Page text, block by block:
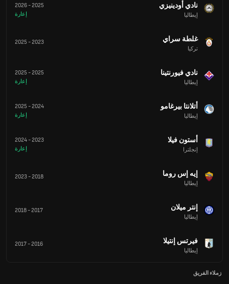
نادي أودينيزي
إيطاليا
2025
-
2026
إعارة
غلطة سراي
تركيا
2023
-
2025
نادي فيورنتينا
إيطاليا
2025
-
2025
إعارة
أتلانتا بيرغامو
إيطاليا
2024
-
2025
إعارة
أستون فيلا
إنجلترا
2023
-
2024
إعارة
إيه إس روما
إيطاليا
2018
-
2023
إنتر ميلان
إيطاليا
2017
-
2018
فيرتس إنتيلا
إيطاليا
2016
-
2017
زملاء الفريق